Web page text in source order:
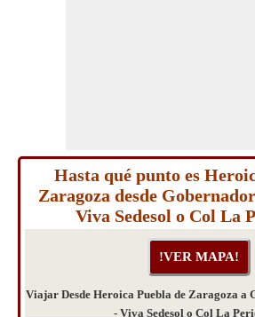
Hasta qué punto es
Zaragoza desde
Viva Sedesol o Col La
Viajar Desde Heroica Puebla de Zaragoza a
- Viva Sedesol o Col La